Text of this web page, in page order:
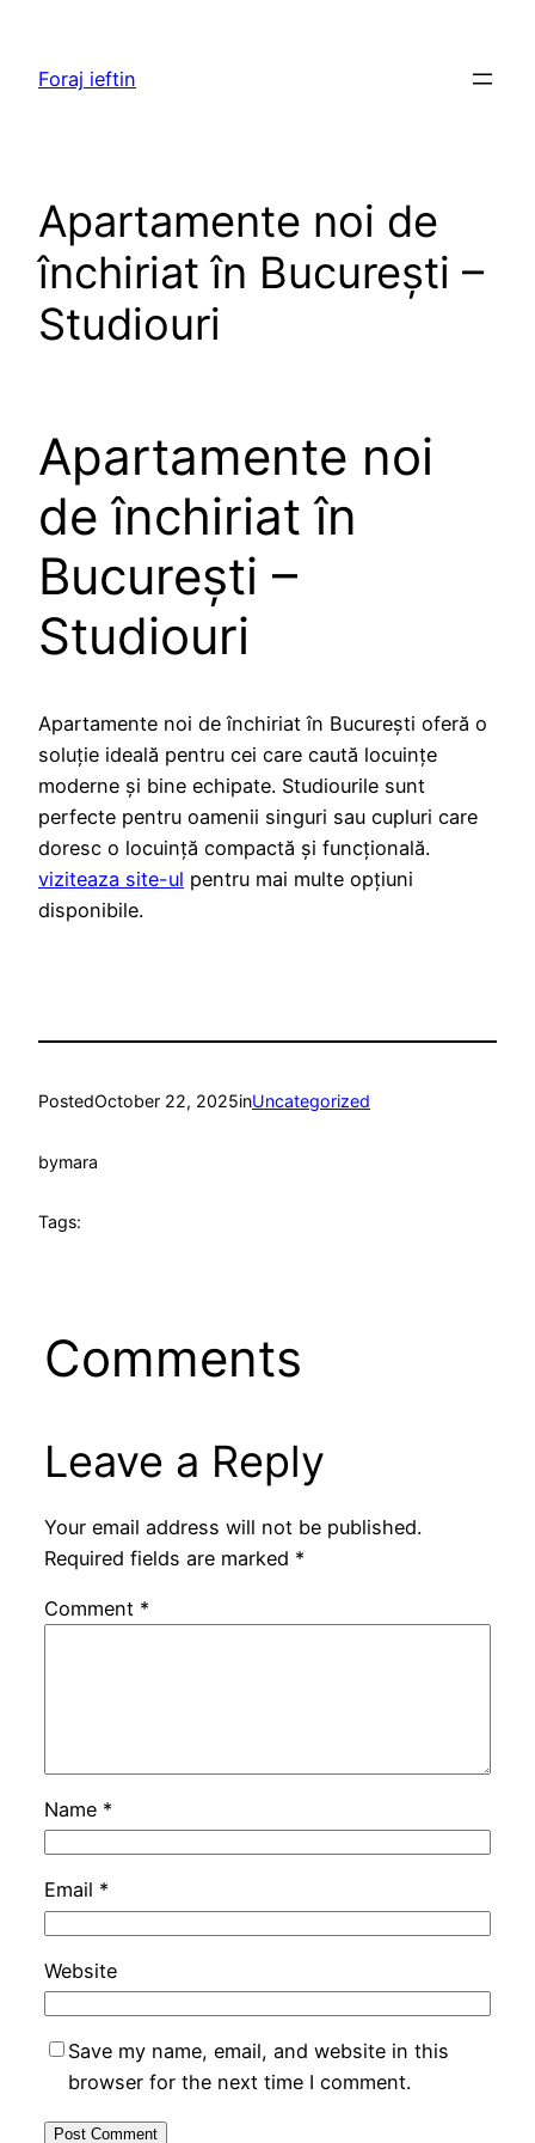
content
Foraj ieftin
Apartamente noi de
închiriat în București –
Studiouri
Apartamente noi
de închiriat în
București –
Studiouri
Apartamente noi de închiriat în București oferă o
soluție ideală pentru cei care caută locuințe
moderne și bine echipate. Studiourile sunt
perfecte pentru oamenii singuri sau cupluri care
doresc o locuință compactă și funcțională.
viziteaza site-ul pentru mai multe opțiuni
disponibile.
PostedOctober 22, 2025inUncategorized
bymara
Tags:
Comments
Leave a Reply
Your email address will not be published.
Required fields are marked *
Comment *
Name *
Email *
Website
Save my name, email, and website in this
browser for the next time I comment.